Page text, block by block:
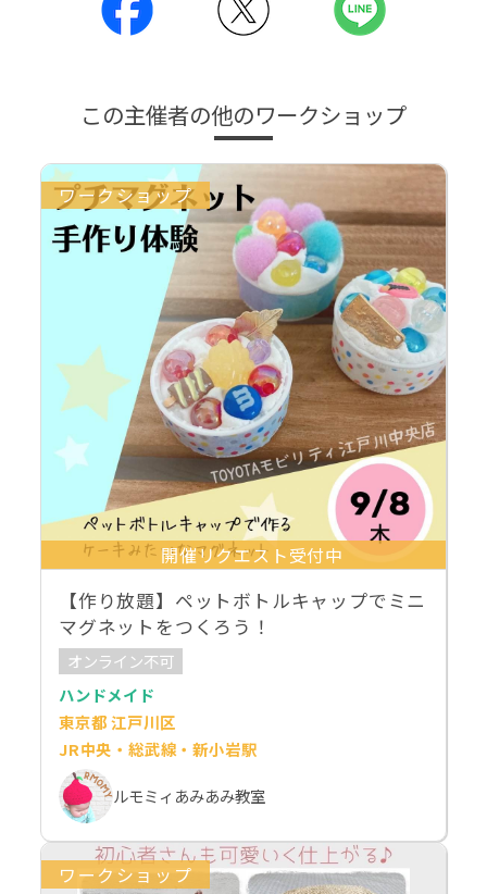
この主催者の他のワークショップ
ワークショップ
開催リクエスト受付中
【作り放題】ペットボトルキャップでミニ
マグネットをつくろう！
オンライン不可
ハンドメイド
東京都 江戸川区
JR中央・総武線・新小岩駅
ルモミィあみあみ教室
ワークショップ